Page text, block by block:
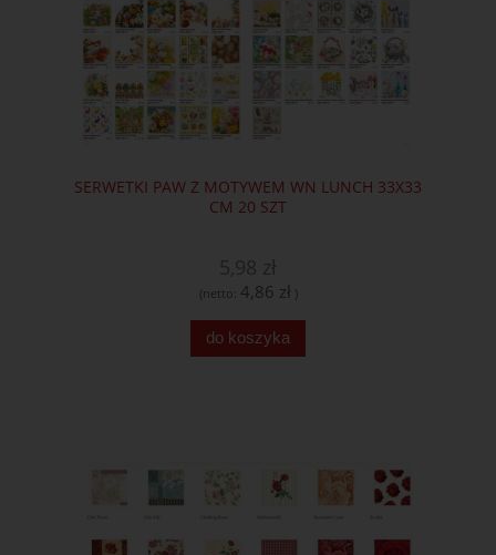
SERWETKI PAW Z MOTYWEM WN LUNCH 33X33
CM 20 SZT
(netto: 4,86 zł )
do koszyka